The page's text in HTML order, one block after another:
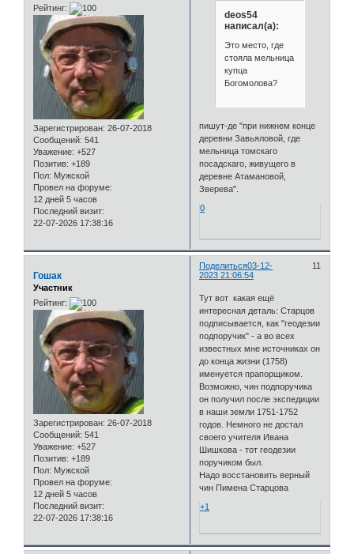
Рейтинг:
Зарегистрирован: 26-07-2018
Сообщений: 541
Уважение: +527
Позитив: +189
Пол: Мужской
Провел на форуме:
12 дней 5 часов
Последний визит:
22-07-2026 17:38:16
deos54
написал(а):
Это место, где
стояла мельница
купца
Богомолова?
пишут-де "при нижнем конце
деревни Завьяловой, где
мельница томскаго
посадскаго, живущего в
деревне Атамановой,
Зверева".
0
Поделиться 11
03-12-
2023 21:06:54
Гошак
Участник
Рейтинг:
Зарегистрирован: 26-07-2018
Сообщений: 541
Уважение: +527
Позитив: +189
Пол: Мужской
Провел на форуме:
12 дней 5 часов
Последний визит:
22-07-2026 17:38:16
Тут вот какая ещё
интересная деталь: Старцов
подписывается, как "геодезии
подпоручик" - а во всех
известных мне источниках он
до конца жизни (1758)
именуется прапорщиком.
Возможно, чин подпоручика
он получил после экспедиции
в наши земли 1751-1752
годов. Немного не достал
своего учителя Ивана
Шишкова - тот геодезии
поручиком был.
Надо восстановить верный
чин Пимена Старцова
+1